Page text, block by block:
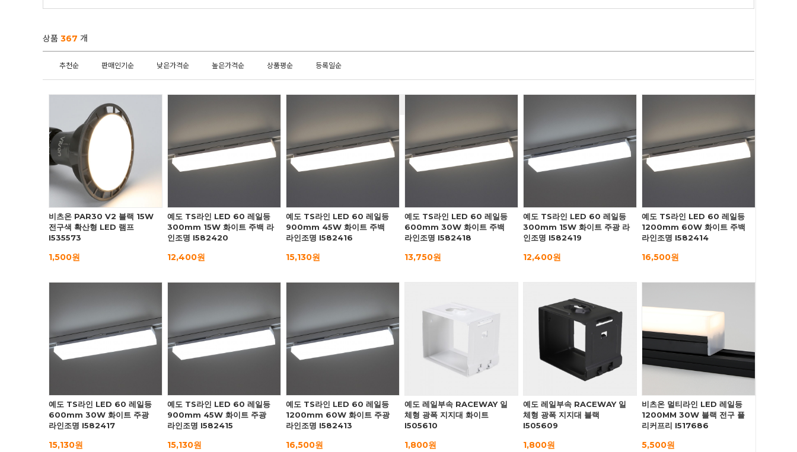
상품 367 개
추천순 판매인기순 낮은가격순 높은가격순 상품평순 등록일순
비츠온 PAR30 V2 블랙 15W
전구색 확산형 LED 램프
I535573
1,500원
예도 TS라인 LED 60 레일등
300mm 15W 화이트 주백 라
인조명 I582420
12,400원
예도 TS라인 LED 60 레일등
900mm 45W 화이트 주백
라인조명 I582416
15,130원
예도 TS라인 LED 60 레일등
600mm 30W 화이트 주백
라인조명 I582418
13,750원
예도 TS라인 LED 60 레일등
300mm 15W 화이트 주광 라
인조명 I582419
12,400원
예도 TS라인 LED 60 레일등
1200mm 60W 화이트 주백
라인조명 I582414
16,500원
예도 TS라인 LED 60 레일등
600mm 30W 화이트 주광
라인조명 I582417
15,130원
예도 TS라인 LED 60 레일등
900mm 45W 화이트 주광
라인조명 I582415
15,130원
예도 TS라인 LED 60 레일등
1200mm 60W 화이트 주광
라인조명 I582413
16,500원
예도 레일부속 RACEWAY 일
체형 광폭 지지대 화이트
I505610
1,800원
예도 레일부속 RACEWAY 일
체형 광폭 지지대 블랙
I505609
1,800원
비츠온 멀티라인 LED 레일등
1200MM 30W 블랙 전구 플
리커프리 I517686
5,500원